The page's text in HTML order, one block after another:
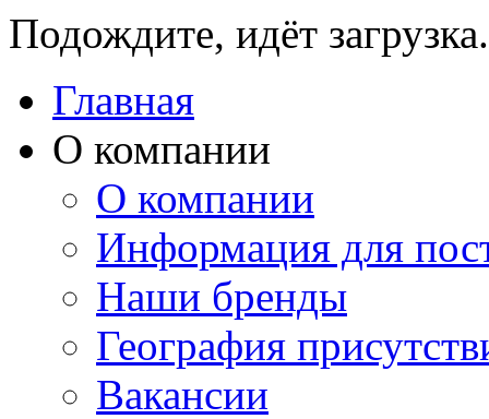
Подождите, идёт
Главная
О компании
О компании
Информация для
Наши бренды
География
Вакансии